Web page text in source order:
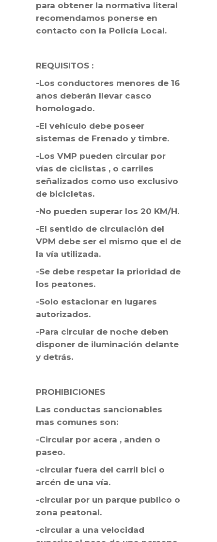
para obtener la normativa literal
recomendamos ponerse en
contacto con la Policía Local.
REQUISITOS :
-Los conductores menores de 16
años deberán llevar casco
homologado.
-El vehículo debe poseer
sistemas de Frenado y timbre.
-Los VMP pueden circular por
vías de ciclistas , o carriles
señalizados como uso exclusivo
de bicicletas.
-No pueden superar los 20 KM/H.
-El sentido de circulación del
VPM debe ser el mismo que el de
la vía utilizada.
-Se debe respetar la prioridad de
los peatones.
-Solo estacionar en lugares
autorizados.
-Para circular de noche deben
disponer de iluminación delante
y detrás.
PROHIBICIONES
Las conductas sancionables
mas comunes son:
-Circular por acera , anden o
paseo.
-circular fuera del carril bici o
arcén de una vía.
-circular por un parque publico o
zona peatonal.
-circular a una velocidad